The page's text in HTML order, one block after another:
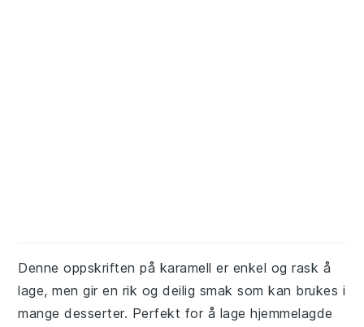
Denne oppskriften på karamell er enkel og rask å
lage, men gir en rik og deilig smak som kan brukes i
mange desserter. Perfekt for å lage hjemmelagde